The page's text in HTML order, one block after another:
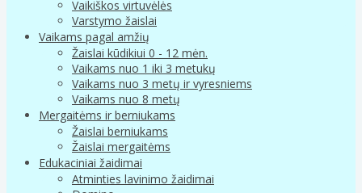
Vaikiškos virtuvėlės
Varstymo žaislai
Vaikams pagal amžių
Žaislai kūdikiui 0 - 12 mėn.
Vaikams nuo 1 iki 3 metukų
Vaikams nuo 3 metų ir vyresniems
Vaikams nuo 8 metų
Mergaitėms ir berniukams
Žaislai berniukams
Žaislai mergaitėms
Edukaciniai žaidimai
Atminties lavinimo žaidimai